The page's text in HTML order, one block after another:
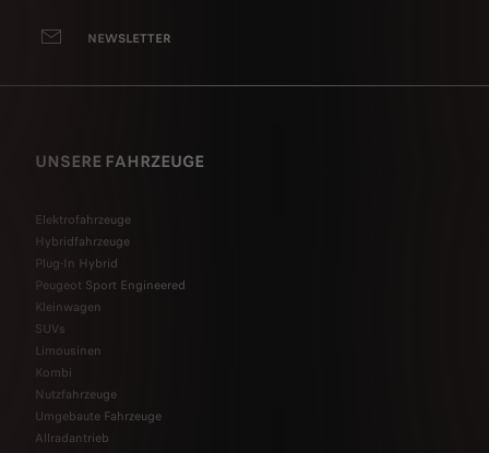
NEWSLETTER
UNSERE FAHRZEUGE
Elektrofahrzeuge
Hybridfahrzeuge
Plug-In Hybrid
Peugeot Sport Engineered
Kleinwagen
SUVs
Limousinen
Kombi
Nutzfahrzeuge
Umgebaute Fahrzeuge
Allradantrieb